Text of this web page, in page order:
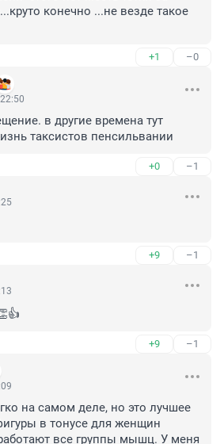
конечно ...не везде такое
+1 –0
в другие времена тут
таксистов пенсильвании
+0 –1
+9 –1
+9 –1
на самом деле, но это лучшее
в тонусе для женщин
все группы мышц. У меня